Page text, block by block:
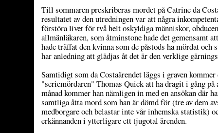
Till sommaren preskriberas mordet på Catrine da
resultatet av den utredningen var att några
förstöra livet för två helt oskyldiga människor,
allmänläkaren, som åtminstone hade det gemensamt
hade träffat den kvinna som de påstods ha mördat och
har anledning att glädjas åt det är den verklige
Samtidigt som da Costaärendet läggs i graven
"seriemördaren" Thomas Quick att ha dragit i gång på
månad kommer han nämligen in med en ansökan där
samtliga åtta mord som han är dömd för (tre av dem
medborgare och belastar inte vår inhemska statistik)
erkännanden i ytterligare ett tjugotal ärenden.